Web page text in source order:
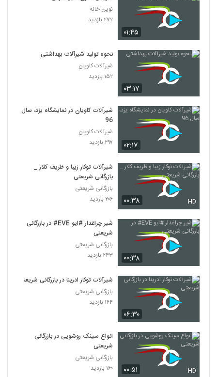
۰۱:۴۵
نوین خانه
۲۷۲ بازدید
۰۳:۱۷
نحوه تولید شیرآلات بهداشتی
شیرآلات کاویان
۱۵۲ بازدید
۰۲:۱۷
شیرآلات کاویان در نمایشگاه یزد، سال
96
شیرآلات کاویان
۲۹۷ بازدید
۰۰:۳۸ HD
شیرآلات توکار زیبا و ظریف کلار _
بازرگانی شریعتی
بازرگانی شریعتی
۲۰۶ بازدید
۰۰:۳۸
شیر چراغدار #ایو EVE# در بازرگانی
شریعتی
بازرگانی شریعتی
۲۴۳ بازدید
۰۶:۳۰
شیرآلات توکار ادرینا در بازرگانی شریعتی
بازرگانی شریعتی
۱۶۴ بازدید
۰۰:۵۱ HD
انواع سینک روشویی در بازرگانی
شریعتی
بازرگانی شریعتی
۱۶۰ بازدید